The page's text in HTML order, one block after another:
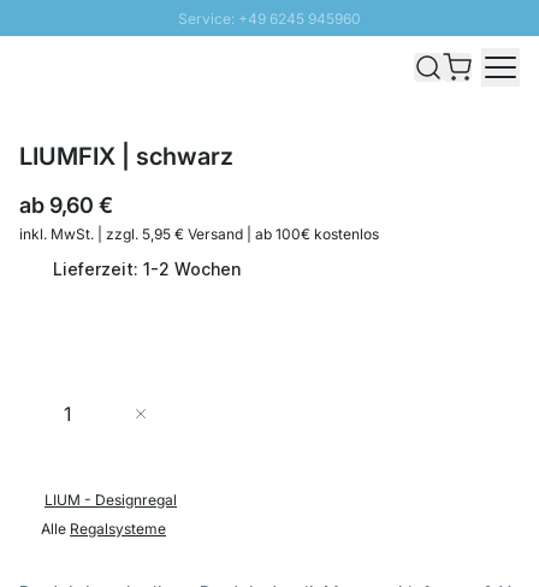
Service: +49 6245 945960
Schnelle Lieferung - Gratis Versand ab 100€
LIUMFIX | schwarz
ab9,60 €
inkl. MwSt. | zzgl. 5,95 € Versand | ab 100€ kostenlos
Lieferzeit: 1-2 Wochen
Menge
LIUM - Designregal
Alle Regalsysteme